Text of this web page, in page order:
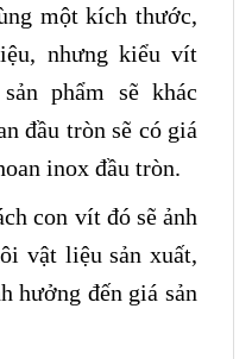
một kích thước,
nhưng kiểu vít
phẩm sẽ khác
đầu tròn sẽ có giá
inox đầu tròn.
con vít đó sẽ ảnh
vật liệu sản xuất,
hưởng đến giá sản